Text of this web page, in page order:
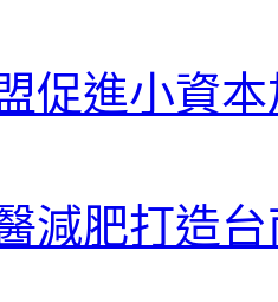
促進小資
減肥打造